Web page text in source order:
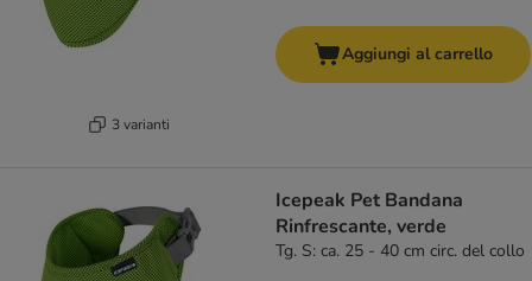
3 varianti
Aggiungi al carrello
Icepeak Pet Bandana
Rinfrescante, verde
Tg. S: ca. 25 - 40 cm circ. del collo